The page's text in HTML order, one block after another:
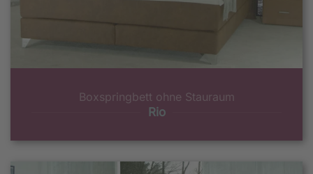
Boxspringbett ohne Stauraum
Rio